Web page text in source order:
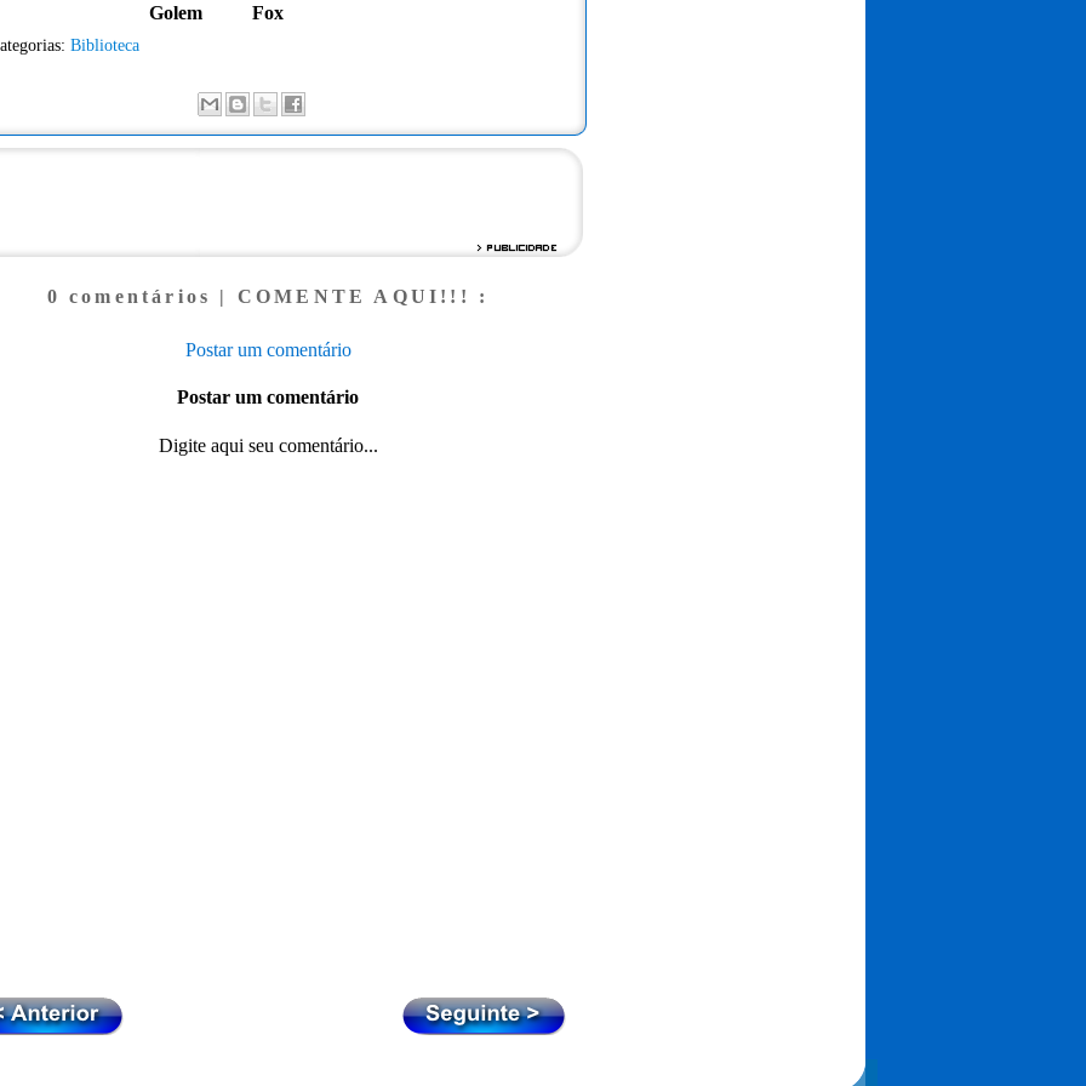
Golem
Fox
Biblioteca
0 comentários | COMENTE AQUI!!! :
Postar um comentário
Postar um comentário
Digite aqui seu comentário...